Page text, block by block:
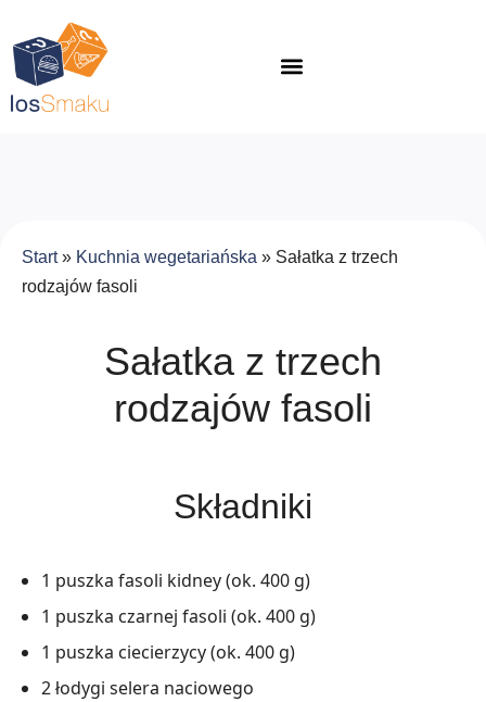
Start» Kuchnia wegetariańska » Sałatka z trzech
rodzajów fasoli
Sałatka z trzech
rodzajów fasoli
Składniki
1 puszka fasoli kidney (ok. 400 g)
1 puszka czarnej fasoli (ok. 400 g)
1 puszka ciecierzycy (ok. 400 g)
2 łodygi selera naciowego